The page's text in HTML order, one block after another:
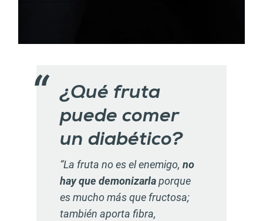
¿Qué fruta
puede comer
un diabético?
“La fruta no es el enemigo, no
hay que demonizarlaporque
es mucho más que fructosa;
también aporta fibra,